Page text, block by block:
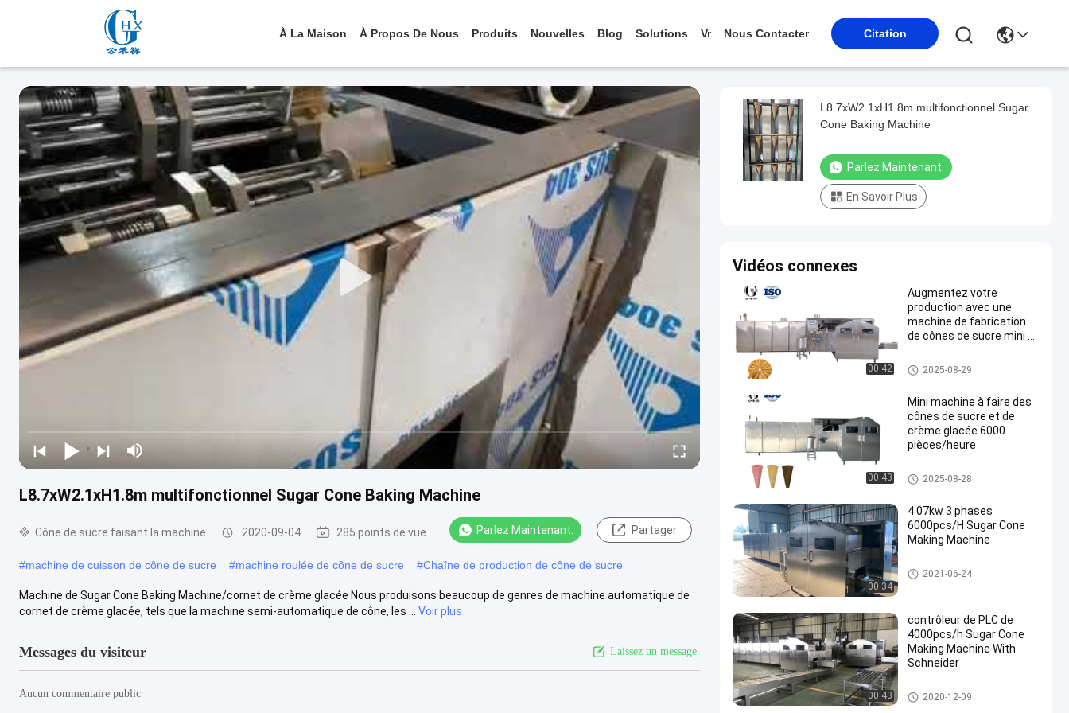
À La Maison À Propos De Nous Produits Nouvelles Blog Solutions Vr Nous Contacter Citation
L8.7xW2.1xH1.8m multifonctionnel Sugar Cone Baking Machine
Cône de sucre faisant la machine 2020-09-04 285 points de vue Parlez Maintenant. Partager
#machine de cuisson de cône de sucre #machine roulée de cône de sucre #Chaîne de production de cône de sucre
Machine de Sugar Cone Baking Machine/cornet de crème glacée Nous produisons beaucoup de genres de machine automatique de
cornet de crème glacée, tels que la machine semi-automatique de cône, les ...
Voir plus
Messages du visiteur Laissez un message.
Aucun commentaire public
L8.7xW2.1xH1.8m multifonctionnel Sugar
Cone Baking Machine
Parlez Maintenant.
En Savoir Plus
Vidéos connexes
00:42
Augmentez votre
production avec une
machine de fabrication
de cônes de sucre mini à
Cône de sucre faisant la mach
ine
2025-08-29
00:43
Mini machine à faire des
cônes de sucre et de
crème glacée 6000
pièces/heure
Chaîne de production de corne
t de crème glacée
2025-08-28
00:34
4.07kw 3 phases
6000pcs/H Sugar Cone
Making Machine
Cône de sucre faisant la mach
ine
2021-06-24
00:43
contrôleur de PLC de
4000pcs/h Sugar Cone
Making Machine With
Schneider
Cône de sucre faisant la mach
ine
2020-12-09